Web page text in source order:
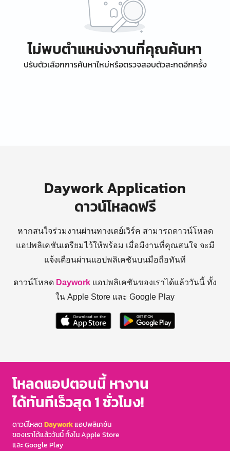
ไม่พบตำแหน่งงานที่คุณค้นหา
ปรับตัวเลือกการค้นหาใหม่หรือตรวจสอบตัวสะกดอีกครั้ง
Daywork Application
ดาวน์โหลดฟรี
หากสนใจร่วมงานผ่านทางเดย์เวิร์ค สามารถดาวน์โหลด
แอปพลิเคชันเตรียมไว้ให้พร้อม เมื่อมีงานที่คุณสนใจ จะมี
แจ้งเตือนผ่านแอปพลิเคชันบนมือถือทันที
ดาวน์โหลด Daywork แอปพลิเคชันของเราได้แล้ววันนี้ ทั้ง
ใน Apple Store และ Google Play
โหลดแอปตอนนี้ หางาน
ได้ทันทีเร็วสุด 1 ชั่วโมง!
ดาวน์โหลดDayworkแอปพลิเคชัน
ของเราได้แล้ววันนี้ ทั้งใน Apple Store
และ Google Play